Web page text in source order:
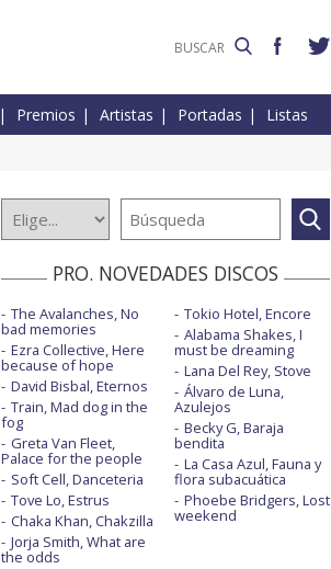
Premios Artistas Portadas Listas
PRO. NOVEDADES DISCOS
The Avalanches, No
bad memories
Ezra Collective, Here
because of hope
David Bisbal, Eternos
Train, Mad dog in the
fog
Greta Van Fleet,
Palace for the people
Soft Cell, Danceteria
Tove Lo, Estrus
Chaka Khan, Chakzilla
Jorja Smith, What are
the odds
Tokio Hotel, Encore
Alabama Shakes, I
must be dreaming
Lana Del Rey, Stove
Álvaro de Luna,
Azulejos
Becky G, Baraja
bendita
La Casa Azul, Fauna y
flora subacuática
Phoebe Bridgers, Lost
weekend